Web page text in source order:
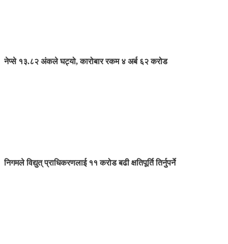
नेप्से १३.८२ अंकले घट्यो, कारोबार रकम ४ अर्ब ६२ करोड
निगमले विद्युत् प्राधिकरणलाई ११ करोड बढी क्षतिपूर्ति तिर्नुपर्ने